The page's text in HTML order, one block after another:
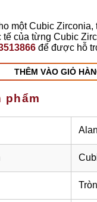
một Cubic Zirconia,
của từng Cubic
để được hỗ
THÊM VÀO GIỎ
phẩm
Tròn